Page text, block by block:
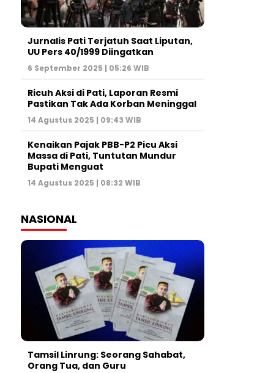
Jurnalis Pati Terjatuh Saat Liputan,
UU Pers 40/1999 Diingatkan
6 September 2025 | 05:26 WIB
Ricuh Aksi di Pati, Laporan Resmi
Pastikan Tak Ada Korban Meninggal
14 Agustus 2025 | 09:43 WIB
Kenaikan Pajak PBB-P2 Picu Aksi
Massa di Pati, Tuntutan Mundur
Bupati Menguat
14 Agustus 2025 | 08:32 WIB
NASIONAL
Tamsil Linrung: Seorang Sahabat,
Orang Tua, dan Guru